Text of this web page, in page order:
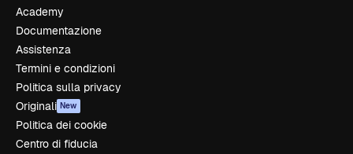
Academy
Documentazione
Assistenza
Termini e condizioni
Politica sulla privacy
Originali New
Politica dei cookie
Centro di fiducia